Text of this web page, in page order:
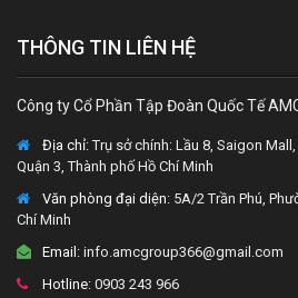
THÔNG TIN LIÊN HỆ
Công ty Cổ Phần Tập Đoàn Quốc Tế
Địa chỉ:Trụ sở chính: Lầu 8, Saigon Mall,
Quận 3, Thành phố Hồ Chí Minh
Văn phòng đại diện: 5A/2 Trần Phú,
Chí Minh
Email: info.amcgroup366@gmail.com
Hotline: 0903 243 966